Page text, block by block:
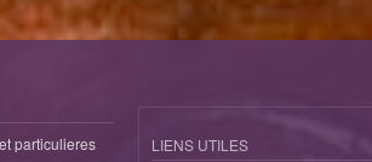
particulieres
LIENS UTILES